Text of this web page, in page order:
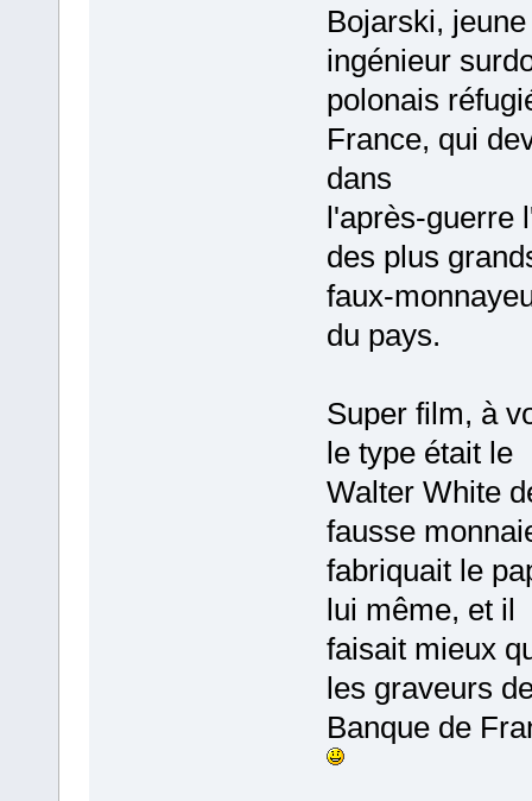
Bojarski, jeune
ingénieur
polonais
France, qui
dans
l'après‑guerre
des plus
du pays.
Super film, à
le type était le
Walter White
fausse
fabriquait le
lui même, et il
faisait mieux
les graveurs
Banque de